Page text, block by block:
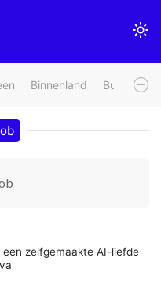
Binnenland Buitenland
zelfgemaakte AI-liefde